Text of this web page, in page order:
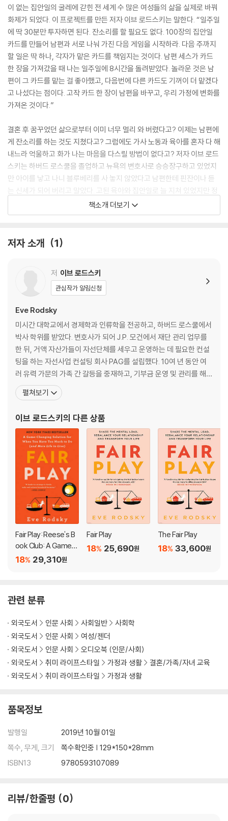
이 없는 집안일의 굴레에 갇힌 전 세계 수 많은 여성들의 삶을 실제로 바꿔
화제가 되었다. 이 프로젝트를 만든 저자 이브 로드스키는 말한다. “일주일
에 딱 30분만 투자하면 된다. 잔소리를 할 필요도 없다. 100장의 집안일
카드를 만들어 남편과 서로 나눠 가진 다음 게임을 시작하라. 다음 주까지
할 일은 딱 하나, 각자가 맡은 카드를 책임지는 것이다. 남편 세스가 카드
한 장을 가져갔을 때 나는 일주일에 8시간을 돌려받았다. 놀라운 것은 남
편이 그 카드를 맡는 걸 좋아했고, 다음번에 다른 카드도 기꺼이 더 맡겠다
고 나섰다는 점이다. 고작 카드 한 장이 남편을 바꾸고, 우리 가정에 변화를
가져온 것이다.”
결혼 후 꿈꾸었던 삶으로부터 이미 너무 멀리 와 버렸다고? 이제는 남편에
게 잔소리를 하는 것도 지쳤다고? 그럼에도 가사 노동과 육아를 혼자 다 해
내느라 억울하고 화가 나는 마음을 다스릴 방법이 없다고? 저자 이브 로드
스키는 하버드 로스쿨을 졸업하고 뉴욕의 변호사로 승승장구하고 있었지
만 아이를 낳고 나니 블루베리를 사 놓지 않았다고 남편한테 핀잔이나 듣
는 신세가 되어 버리고 말았다. 고된 육아와 집안일로 늘 지쳐 있었지만 정
작 무슨 일을 했는지는 잘 기억이 나지 않았다. 그녀는 말한다. “내 인생이
망가지는 것을 더 이상 두고 볼 수 없었다. 더 늦기 전에 어떻게든 내 인생
로젝트를 시작할 때다.
"A hands-on, real talk guide for navigating the hot-butto
therspoon
Tired, stressed, and in need of more help from your partn
er? Imagine running your household (and life!) in a new w
ay...
It started with the Sh*t I Do List. Tired of being the "shefault"
parent responsible for all aspects of her busy household, Eve
g for her family -- and then sent that list to her husband, askin
g for things to change. His response was... underwhelming. Ro
dsky realized that simply identifying the issue of unequal labo
r on the home front wasn't enough: She needed a solution to t
his universal problem. Her sanity, identity, career, and marriag
e depended on it.
The result is Fair Play: a time- and anxiety-saving system that
offers couples a completely new way to divvy up chores and r
esponsibilities. Rodsky interviewed more than five hundred m
en and women from all walks of life to figure out what the invi
sible work in a family actually entails and how to get it all done
ner, Fair Play helps you prioritize what's important to your fami
ly and who should take the lead on every chore from laundry t
o homework to dinner.
"Winning" this game means rebalancing your home life, reigniti
ng your relationship with your significant other, and reclaiming
your Unicorn Space -- as in, the time to develop the skills and
passions that keep you interested and interesting. Stop drow
pulling you down. Are you ready to try Fair Play? Let's deal you
in.
책소개 더보기
저자 소개 1
저 이브 로드스키
관심작가 알림신청
Eve Rodsky
미시간 대학교에서 경제학과 인류학을 전공하고, 하버드 로스쿨에서
박사 학위를 받았다. 변호사가 되어 J.P. 모건에서 재단 관리 업무를
한 뒤, 거액 자산가들이 자선단체를 세우고 운영하는 데 필요한 컨설
팅을 하는 자선사업 컨설팅 회사 PAG를 설립했다. 10여 년 동안 여
러 유력 가문의 가족 간 갈등을 중재하고, 기부금 운영 및 관리를 해
온 그녀는 집안일 때문에 삶이 망가지는 경험을 하면서 가사 노동 분
담의 해결책을 찾아 나서게 되었다. 무수한 시행착오 끝에 ‘페어 플레
에 알리는 데 힘쓰고 있다. 남편, 세 아이
펼쳐보기
이브 로드스키 의 다른 상품
Fair Play: Reese's B
ook Club: A Game-
Changing Solution f
29,310원
18%
Fair Play
25,690원
18%
The Fair Play
33,600원
18%
관련 분류
외국도서 인문 사회 사회일반
사회학
외국도서
인문 사회
여성/젠더
외국도서
인문 사회
오디오북 (인문/사회)
외국도서
취미 라이프스타일 가정과 생활
결혼/가족/자녀 교육
외국도서
취미 라이프스타일 가정과 생활
품목정보
발행일
2019년 10월 01일
쪽수, 무게, 크기
쪽수확인중 | 129*150*28mm
ISBN13
9780593107089
리뷰/한줄평 0